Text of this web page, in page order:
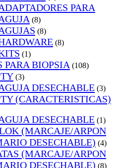
PARA
(8)
(8)
(8)
(1)
PARA BIOPSIA (108)
(3)
DESECHABLE (3)
(CARACTERISTICAS)
DESECHABLE (1)
(MARCAJE/ARPON
DESECHABLE) (4)
(MARCAJE/ARPON
DESECHABLE) (8)